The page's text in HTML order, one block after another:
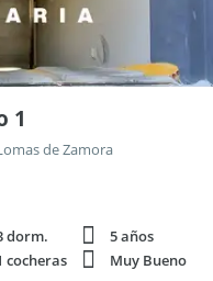
1
de Zamora
dorm.
5 años
cocheras
Muy Bueno